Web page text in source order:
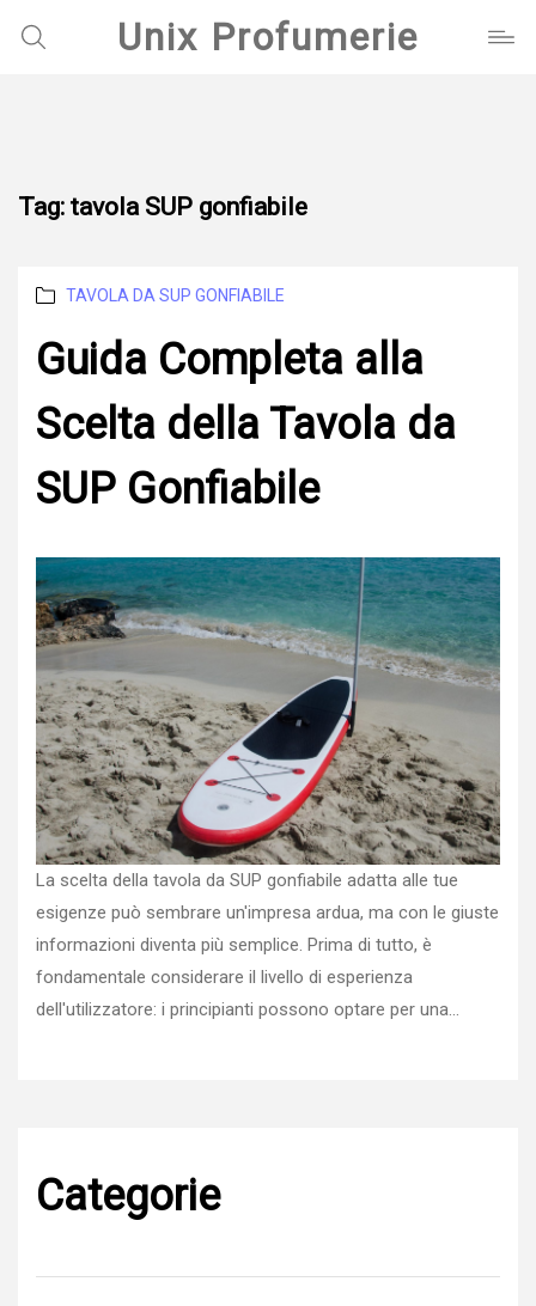
Unix Profumerie
Tag: tavola SUP gonfiabile
Categories
TAVOLA DA SUP GONFIABILE
Guida Completa alla
Scelta della Tavola da
SUP Gonfiabile
La scelta della tavola da SUP gonfiabile adatta alle tue
esigenze può sembrare un'impresa ardua, ma con le giuste
informazioni diventa più semplice. Prima di tutto, è
fondamentale considerare il livello di esperienza
dell'utilizzatore: i principianti possono optare per una…
Categorie